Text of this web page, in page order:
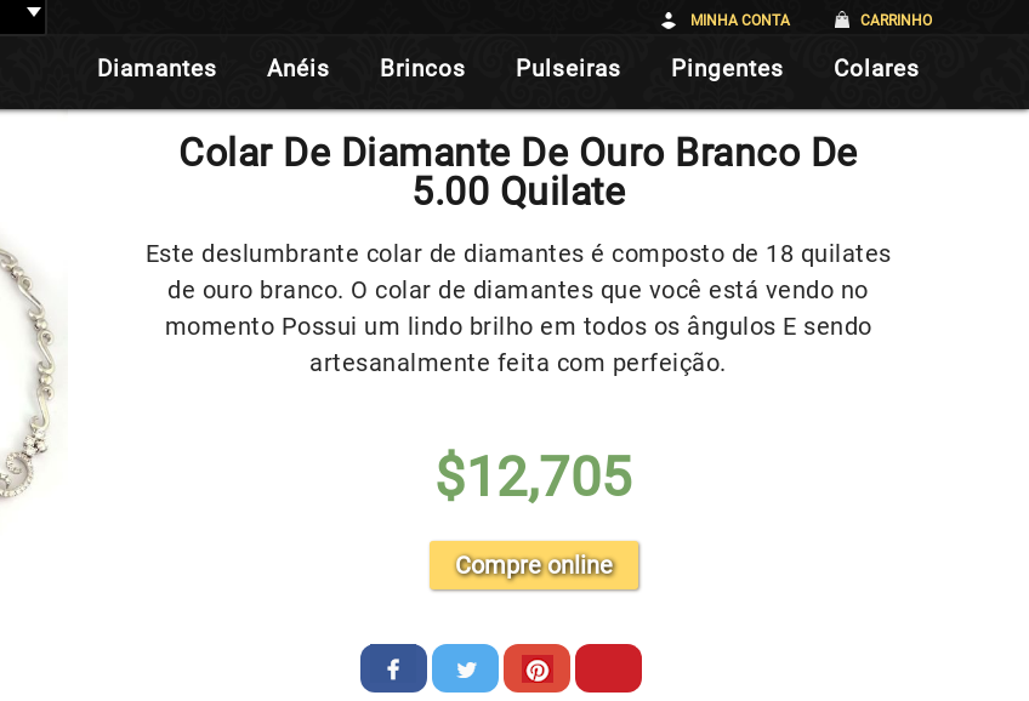
MINHA CONTA CARRINHO
Diamantes Anéis Brincos Pulseiras Pingentes Colares
Colar De Diamante De Ouro Branco De
5.00 Quilate
Este deslumbrante colar de diamantes é composto de 18 quilates
de ouro branco. O colar de diamantes que você está vendo no
momento Possui um lindo brilho em todos os ângulos E sendo
artesanalmente feita com perfeição.
$12,705
Compre online